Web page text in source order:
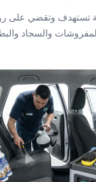
تستهدف وتقضي على
والسجاد